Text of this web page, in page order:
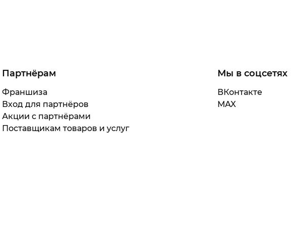
Партнёрам
Франшиза
Вход для партнёров
Акции с партнёрами
Поставщикам товаров и услуг
Мы в соцсетях
ВКонтакте
MAX